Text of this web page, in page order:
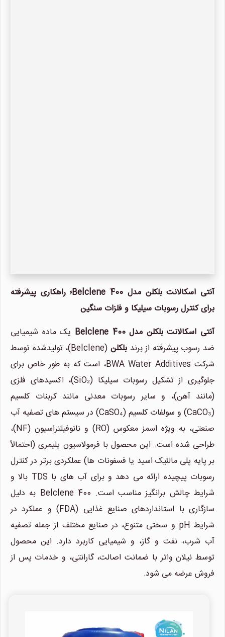
آنتی اسکالانت بلکلن مدل Belclene 400؛ راهکاری پیشرفته
برای کنترل رسوبات سیلیکا و فلزات سنگین
آنتی اسکالانت بلکلن مدل Belclene 400
یک ماده شیمیایی
ضد رسوب پیشرفته از برندبلکلن
(Belclene)، تولیدشده توسط
شرکت BWA Water Additives، است که به طور خاص برای
جلوگیری از تشکیل رسوبات سیلیکا (SiO₂)، اکسیدهای فلزی
(مانند آهن)، و سایر رسوبات معدنی مانند کربنات کلسیم
(CaCO₃) و سولفات کلسیم (CaSO₄) در سیستم های تصفیه آب
صنعتی، به ویژه اسمز معکوس (RO) و نانوفیلتراسیون (NF)،
طراحی شده است. این محصول با فرمولاسیون پلیمری (احتمالاً
بر پایه پلی مالئیک اسید یا فسفونات ها) عملکردی برتر در کنترل
رسوبات پیچیده ارائه می دهد و برای آب های با TDS بالا و
شرایط چالش برانگیز مناسب است. Belclene 400 به دلیل
سازگاری با استانداردهای صنایع غذایی (FDA) و عملکرد در
شرایط pH و سختی متنوع، در صنایع مختلف از جمله تصفیه
آب شرب، نفت و گاز، و شیمیایی کاربرد دارد. این محصول
توسط نیلان واتر با ضمانت اصالت، گارانتی، و خدمات پس از
فروش عرضه می شود.